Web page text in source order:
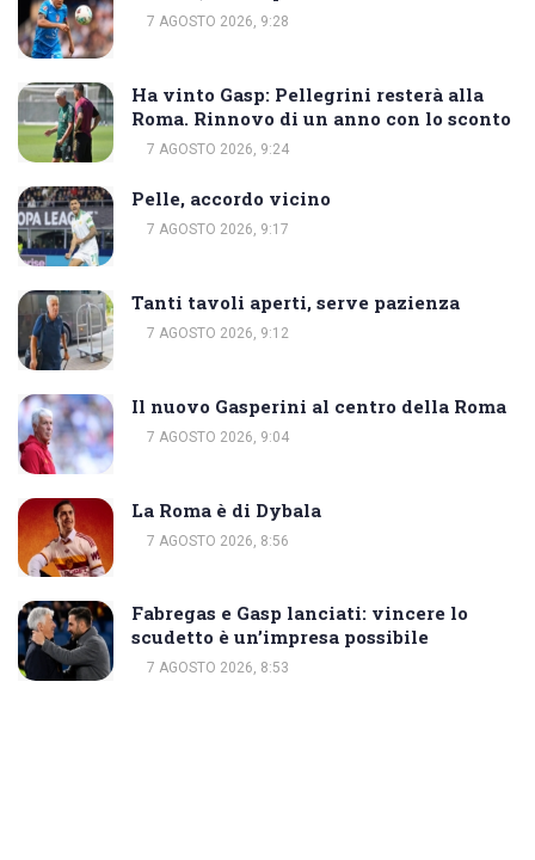
7 AGOSTO 2026, 9:28
Ha vinto Gasp: Pellegrini resterà alla
Roma. Rinnovo di un anno con lo sconto
7 AGOSTO 2026, 9:24
Pelle, accordo vicino
7 AGOSTO 2026, 9:17
Tanti tavoli aperti, serve pazienza
7 AGOSTO 2026, 9:12
Il nuovo Gasperini al centro della Roma
7 AGOSTO 2026, 9:04
La Roma è di Dybala
7 AGOSTO 2026, 8:56
Fabregas e Gasp lanciati: vincere lo
scudetto è un’impresa possibile
7 AGOSTO 2026, 8:53